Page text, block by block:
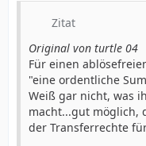
Zitat
Original von turtle 04
Für einen
"eine ordentliche
Weiß gar nicht, was
macht...gut möglich,
der Transferrechte